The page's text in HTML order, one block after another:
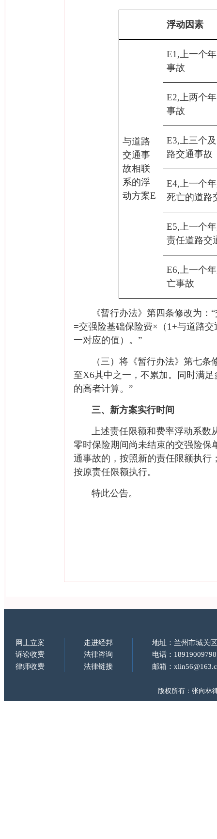
浮动因素
与道路
交通事
故相联
系的浮
动方案E
E1, 上一个
事故
E2, 上两个
事故
E3, 上三个
路交通事故
E4, 上一个
死亡的道路
E5, 上一个
责任道路交
E6, 上一个
亡事故
《暂行办法》第四条修改为
=交强险基础保险费×（1+与道路交
一对应的值）。”
（三）将《暂行办法》第七
至X6其中之一，不累加。同时满
的高者计算。”
三、新方案实行时间
上述责任限额和费率浮动系数
零时保险期间尚未结束的交强险保
通事故的，按照新的责任限额执行
按原责任限额执行。
特此公告。
网上立案 走进经邦
地址：兰州市城关
诉讼收费
法律咨询
电话：18919009798
律师收费
法律链接 邮箱：
版权所有：张向林